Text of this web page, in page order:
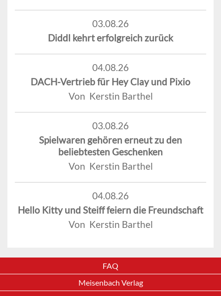
03.08.26
Diddl kehrt erfolgreich zurück
04.08.26
DACH-Vertrieb für Hey Clay und Pixio
Von Kerstin Barthel
03.08.26
Spielwaren gehören erneut zu den
beliebtesten Geschenken
Von Kerstin Barthel
04.08.26
Hello Kitty und Steiff feiern die Freundschaft
Von Kerstin Barthel
FAQ
Meisenbach Verlag